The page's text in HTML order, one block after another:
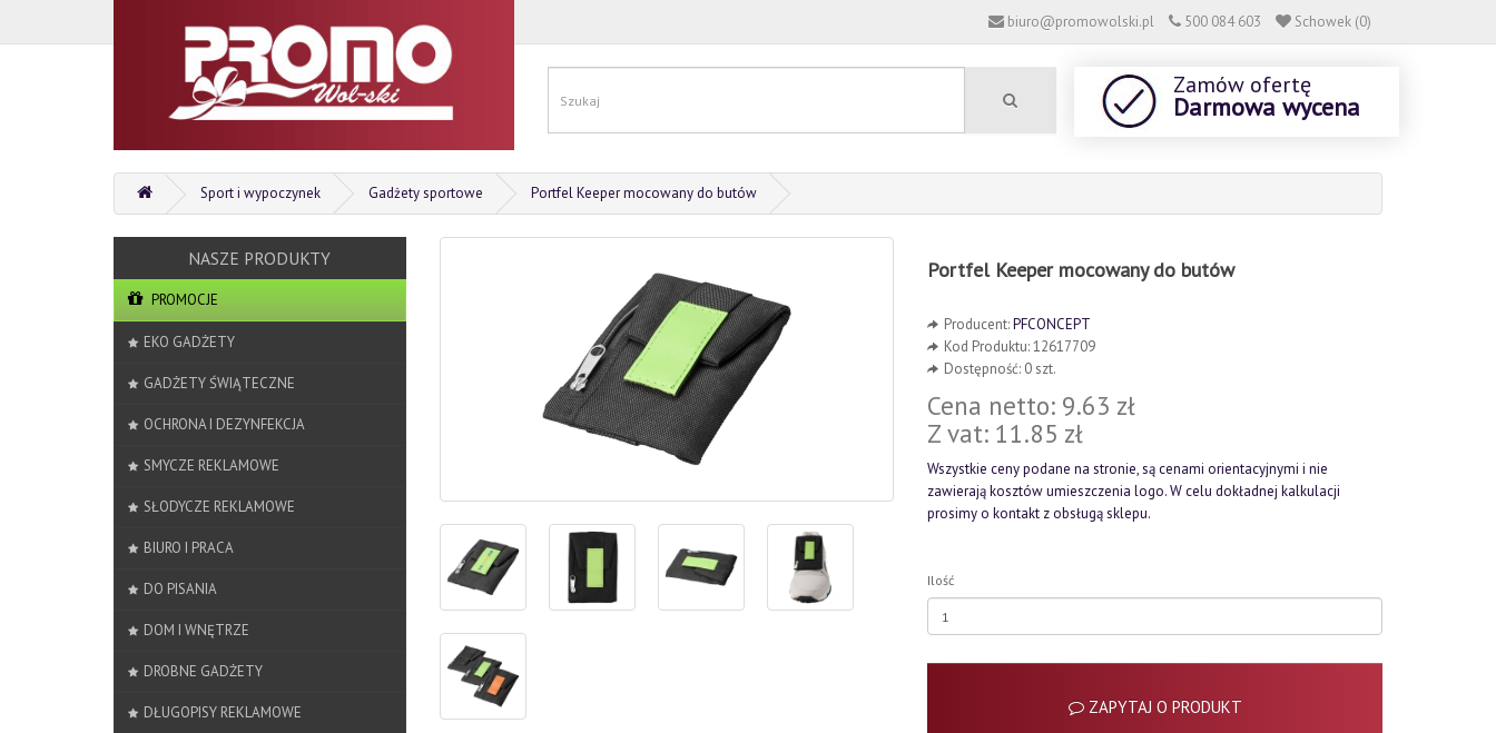
biuro@promowolski.pl 500 084 603 Schowek (0)
Zamów ofertę
Darmowa wycena
Sport i wypoczynek Gadżety sportowe Portfel Keeper mocowany do butów
PROMOCJE
EKO GADŻETY
GADŻETY ŚWIĄTECZNE
OCHRONA I DEZYNFEKCJA
SMYCZE REKLAMOWE
SŁODYCZE REKLAMOWE
BIURO I PRACA
DO PISANIA
DOM I WNĘTRZE
DROBNE GADŻETY
DŁUGOPISY REKLAMOWE
Portfel Keeper mocowany do butów
Producent:PFCONCEPT
Kod Produktu: 12617709
Dostępność: 0 szt.
Cena netto: 9.63 zł
Z vat: 11.85 zł
Wszystkie ceny podane na stronie, są cenami orientacyjnymi i nie
zawierają kosztów umieszczenia logo. W celu dokładnej kalkulacji
prosimy o kontakt z obsługą sklepu.
Ilość
ZAPYTAJ O PRODUKT